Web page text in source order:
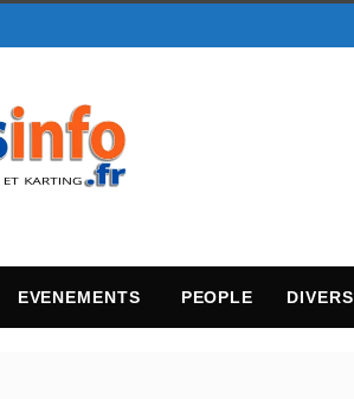
EVENEMENTS PEOPLE DIVERS